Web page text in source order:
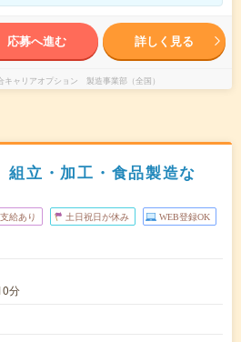
応募へ進む 詳しく見る
キャリアオプション 製造事業部（全国）
組立・加工・食品製造な
給あり 土日祝日が休み WEB登録OK
分